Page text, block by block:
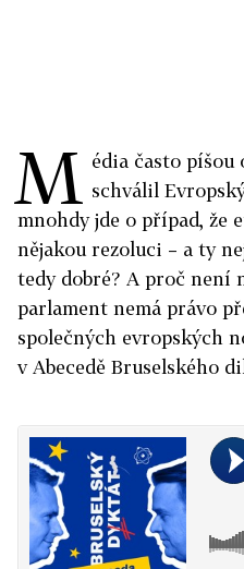
M édia často píšou
schválil
mnohdy jde o případ, že
nějakou rezoluci – a ty
tedy dobré? A proč není
parlament nemá právo
společných evropských
v Abecedě Bruselského